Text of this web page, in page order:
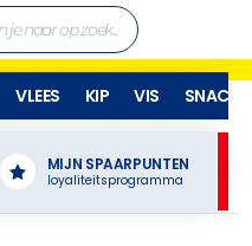
VLEES KIP VIS SNACKS
MIJN SPAARPUNTEN
loyaliteitsprogramma